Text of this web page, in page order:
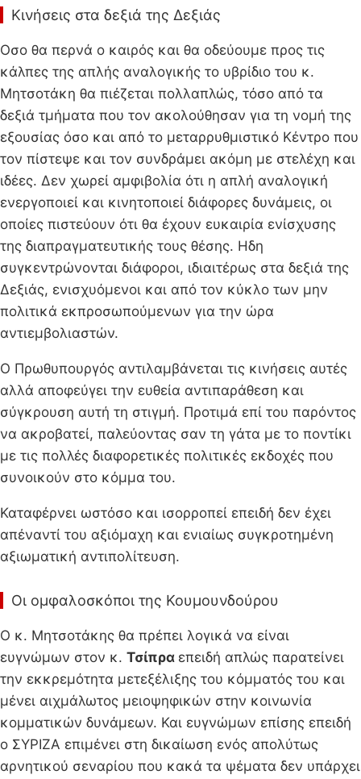
Κινήσεις στα δεξιά της Δεξιάς
Οσο θα περνά ο καιρός και θα οδεύουμε προς τις
κάλπες της απλής αναλογικής το υβρίδιο του κ.
Μητσοτάκη θα πιέζεται πολλαπλώς, τόσο από τα
δεξιά τμήματα που τον ακολούθησαν για τη νομή της
εξουσίας όσο και από το μεταρρυθμιστικό Κέντρο που
τον πίστεψε και τον συνδράμει ακόμη με στελέχη και
ιδέες. Δεν χωρεί αμφιβολία ότι η απλή αναλογική
ενεργοποιεί και κινητοποιεί διάφορες δυνάμεις, οι
οποίες πιστεύουν ότι θα έχουν ευκαιρία ενίσχυσης
της διαπραγματευτικής τους θέσης. Ηδη
συγκεντρώνονται διάφοροι, ιδιαιτέρως στα δεξιά της
Δεξιάς, ενισχυόμενοι και από τον κύκλο των μην
πολιτικά εκπροσωπούμενων για την ώρα
αντιεμβολιαστών.
Ο Πρωθυπουργός αντιλαμβάνεται τις κινήσεις αυτές
αλλά αποφεύγει την ευθεία αντιπαράθεση και
σύγκρουση αυτή τη στιγμή. Προτιμά επί του παρόντος
να ακροβατεί, παλεύοντας σαν τη γάτα με το ποντίκι
με τις πολλές διαφορετικές πολιτικές εκδοχές που
συνοικούν στο κόμμα του.
Καταφέρνει ωστόσο και ισορροπεί επειδή δεν έχει
απέναντί του αξιόμαχη και ενιαίως συγκροτημένη
αξιωματική αντιπολίτευση.
Οι ομφαλοσκόποι της Κουμουνδούρου
Ο κ. Μητσοτάκης θα πρέπει λογικά να είναι
ευγνώμων στον κ. Τσίπρα επειδή απλώς παρατείνει
την εκκρεμότητα μετεξέλιξης του κόμματός του και
μένει αιχμάλωτος μειοψηφικών στην κοινωνία
κομματικών δυνάμεων. Και ευγνώμων επίσης επειδή
ο ΣΥΡΙΖΑ επιμένει στη δικαίωση ενός απολύτως
αρνητικού σεναρίου που κακά τα ψέματα δεν υπάρχει